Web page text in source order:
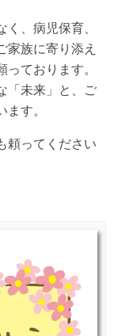
、病児保育、
家族に寄り添え
ております。
「未来」と、ご
す。
頼ってください